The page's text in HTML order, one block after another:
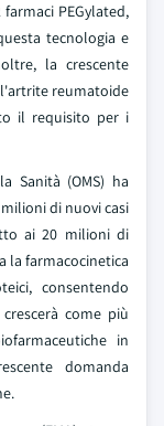
PEGylated,
tecnologia e
la crescente
reumatoide
il requisito per i
Sanità (OMS) ha
di nuovi casi
ai 20 milioni di
la farmacocinetica
consentendo
come più
in
domanda